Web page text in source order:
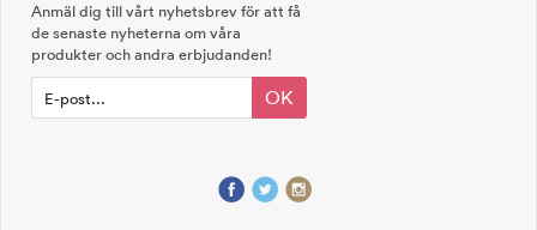
Anmäl dig till vårt nyhetsbrev för att få
de senaste nyheterna om våra
produkter och andra erbjudanden!
OK